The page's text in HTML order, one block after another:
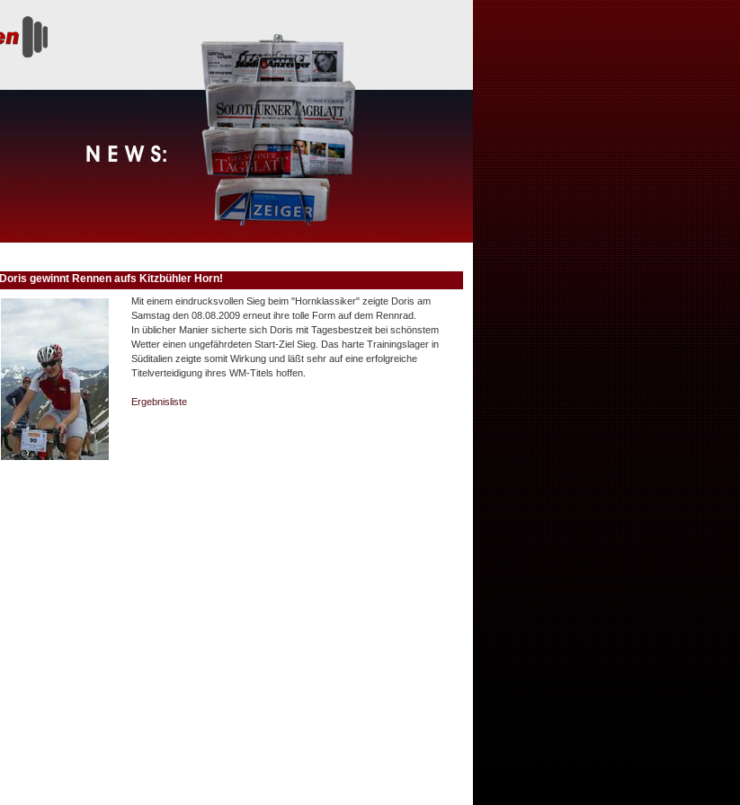
Doris gewinnt Rennen aufs Kitzbühler Horn!
Mit einem eindrucksvollen Sieg beim "Hornklassiker" zeigte Doris am
Samstag den 08.08.2009 erneut ihre tolle Form auf dem Rennrad.
In üblicher Manier sicherte sich Doris mit Tagesbestzeit bei schönstem
Wetter einen ungefährdeten Start-Ziel Sieg. Das harte Trainingslager in
Süditalien zeigte somit Wirkung und läßt sehr auf eine erfolgreiche
Titelverteidigung ihres WM-Titels hoffen.
Ergebnisliste